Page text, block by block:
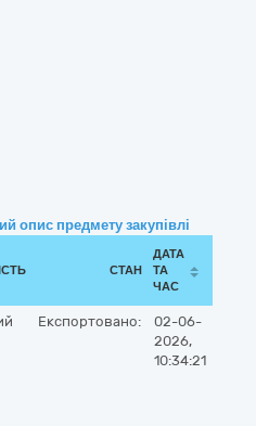
опис предмету закупівлі
СТАН
ДАТА
ТА
ЧАС
Експортовано:
02-06-
2026,
10:34:21